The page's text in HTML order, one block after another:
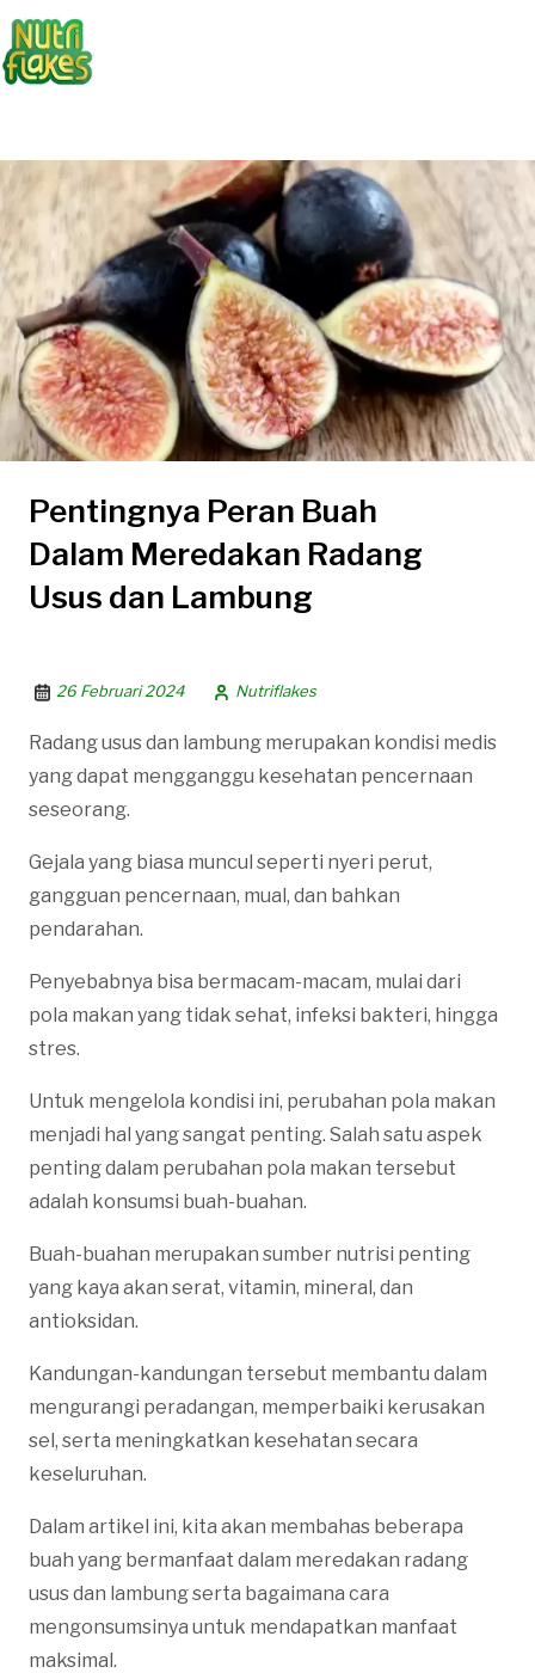
Pentingnya Peran Buah
Dalam Meredakan Radang
Usus dan Lambung
26 Februari 2024 Nutriflakes
Radang usus dan lambung merupakan kondisi medis
yang dapat mengganggu kesehatan pencernaan
seseorang.
Gejala yang biasa muncul seperti nyeri perut,
gangguan pencernaan, mual, dan bahkan
pendarahan.
Penyebabnya bisa bermacam-macam, mulai dari
pola makan yang tidak sehat, infeksi bakteri, hingga
stres.
Untuk mengelola kondisi ini, perubahan pola makan
menjadi hal yang sangat penting. Salah satu aspek
penting dalam perubahan pola makan tersebut
adalah konsumsi buah-buahan.
Buah-buahan merupakan sumber nutrisi penting
yang kaya akan serat, vitamin, mineral, dan
antioksidan.
Kandungan-kandungan tersebut membantu dalam
mengurangi peradangan, memperbaiki kerusakan
sel, serta meningkatkan kesehatan secara
keseluruhan.
Dalam artikel ini, kita akan membahas beberapa
buah yang bermanfaat dalam meredakan radang
usus dan lambung serta bagaimana cara
mengonsumsinya untuk mendapatkan manfaat
maksimal.